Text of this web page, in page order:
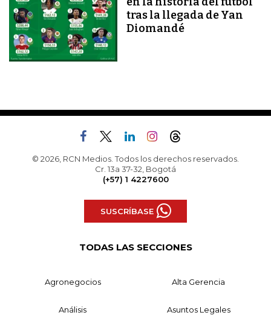
tras la llegada de Yan
Diomandé
© 2026, RCN Medios. Todos los derechos reservados.
Cr. 13a 37-32, Bogotá
(+57) 1 4227600
SUSCRÍBASE
TODAS LAS SECCIONES
Agronegocios Alta Gerencia
Análisis Asuntos Legales